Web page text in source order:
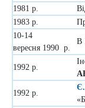
1981 р.
1983 р.
10-14
вересня 1990 р.
В
1992 р.
1992 р.